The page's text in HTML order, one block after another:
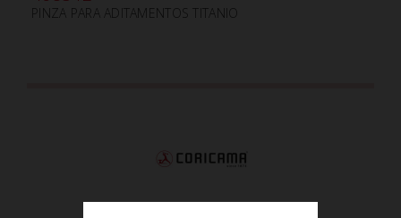
PINZA PARA ADITAMENTOS TITANIO